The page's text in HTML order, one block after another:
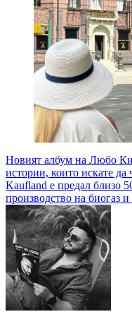
Навигация
Новият албум на Любо
истории, които искате да
Kaufland е предал близо
производство на биогаз